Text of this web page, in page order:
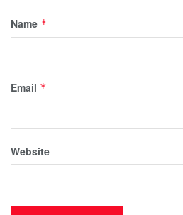
Name *
Email *
Website